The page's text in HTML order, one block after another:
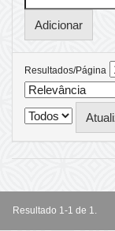
Resultados/Página
Resultado 1-1 de 1.